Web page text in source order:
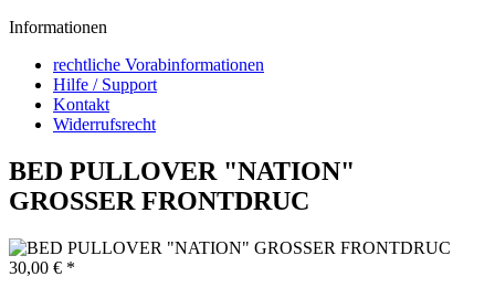
Informationen
rechtliche Vorabinformationen
Hilfe / Support
Kontakt
Widerrufsrecht
BED PULLOVER "NATION"
GROSSER FRONTDRUC
30,00 € *